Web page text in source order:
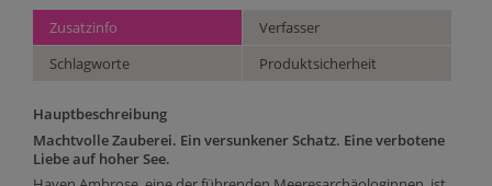
Zusatzinfo
Verfasser
Schlagworte
Produktsicherheit
Hauptbeschreibung
Machtvolle Zauberei. Ein versunkener Schatz. Eine verbotene
Liebe auf hoher See.